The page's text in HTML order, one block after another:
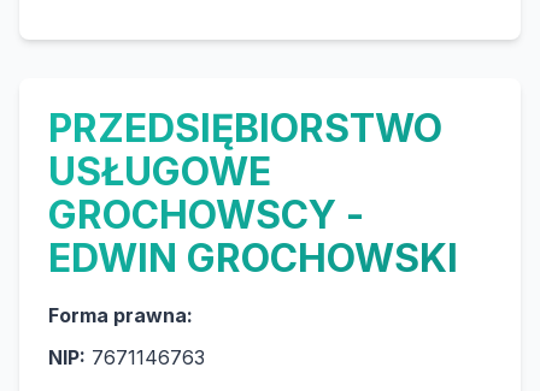
PRZEDSIĘBIORSTWO
USŁUGOWE
GROCHOWSCY -
EDWIN GROCHOWSKI
Forma prawna:
NIP: 7671146763